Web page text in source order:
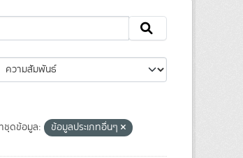
ชุดข้อมูล: ข้อมูลประเภทอื่นๆ